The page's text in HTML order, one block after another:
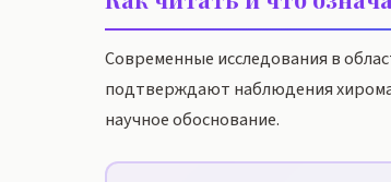
Современные исследования в
подтверждают наблюдения
научное обоснование.